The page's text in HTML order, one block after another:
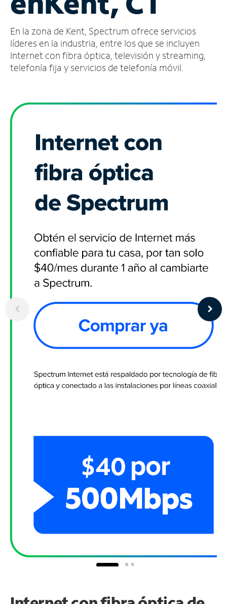
cuenta
Encuentra
una
tienda
En la zona de Kent, Spectrum ofrece servicios
líderes en la industria, entre los que se incluyen
Internet con fibra óptica, televisión y streaming,
telefonía fija y servicios de telefonía móvil.